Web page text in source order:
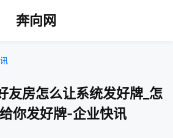
奔向网
友房怎么让系统发好牌_怎
你发好牌-企业快讯